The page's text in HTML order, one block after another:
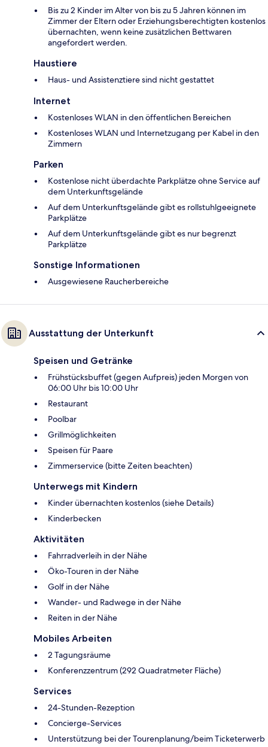
Bis zu 2 Kinder im Alter von bis zu 5 Jahren können im
Zimmer der Eltern oder Erziehungsberechtigten kostenlos
übernachten, wenn keine zusätzlichen Bettwaren
angefordert werden.
Haustiere
Haus- und Assistenztiere sind nicht gestattet
Internet
Kostenloses WLAN in den öffentlichen Bereichen
Kostenloses WLAN und Internetzugang per Kabel in den
Zimmern
Parken
Kostenlose nicht überdachte Parkplätze ohne Service auf
dem Unterkunftsgelände
Auf dem Unterkunftsgelände gibt es rollstuhlgeeignete
Parkplätze
Auf dem Unterkunftsgelände gibt es nur begrenzt
Parkplätze
Sonstige Informationen
Ausgewiesene Raucherbereiche
Ausstattung der Unterkunft
Speisen und Getränke
Frühstücksbuffet (gegen Aufpreis) jeden Morgen von
06:00 Uhr bis 10:00 Uhr
Restaurant
Poolbar
Grillmöglichkeiten
Speisen für Paare
Zimmerservice (bitte Zeiten beachten)
Unterwegs mit Kindern
Kinder übernachten kostenlos (siehe Details)
Kinderbecken
Aktivitäten
Fahrradverleih in der Nähe
Öko-Touren in der Nähe
Golf in der Nähe
Wander- und Radwege in der Nähe
Reiten in der Nähe
Mobiles Arbeiten
2 Tagungsräume
Konferenzzentrum (292 Quadratmeter Fläche)
Services
24-Stunden-Rezeption
Concierge-Services
Unterstützung bei der Tourenplanung/beim Ticketerwerb